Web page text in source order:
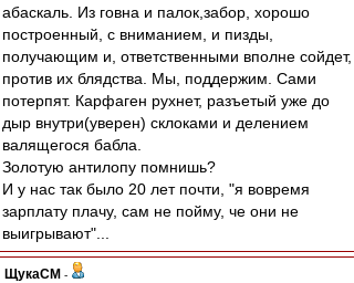
абаскаль. Из говна и палок,забор, хорошо
построенный, с вниманием, и пизды,
получающим и, ответственными вполне сойдет,
против их блядства. Мы, поддержим. Сами
потерпят. Карфаген рухнет, разъетый уже до
дыр внутри(уверен) склоками и делением
валящегося бабла.
Золотую антилопу помнишь?
И у нас так было 20 лет почти, "я вовремя
зарплату плачу, сам не пойму, че они не
выигрывают"...
ЩукаСМ -